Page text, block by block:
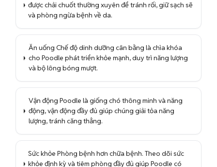
được chải chuốt thường xuyên để tránh rối, giữ sạch sẽ
và phòng ngừa bệnh về da.
Ăn uống Chế độ dinh dưỡng cân bằng là chìa khóa
cho Poodle phát triển khỏe mạnh, duy trì năng lượng
và bộ lông bóng mượt.
Vận động Poodle là giống chó thông minh và năng
động, vận động đầy đủ giúp chúng giải tỏa năng
lượng, tránh căng thẳng.
Sức khỏe Phòng bệnh hơn chữa bệnh. Theo dõi sức
khỏe định kỳ và tiêm phòng đầy đủ giúp Poodle có